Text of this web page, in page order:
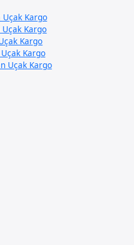
Uçak Kargo
Uçak Kargo
Kargo
Kargo
Uçak Kargo